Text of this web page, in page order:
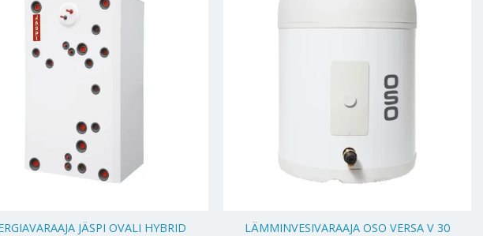
JÄSPI OVALI HYBRID
LÄMMINVESIVARAAJA OSO VERSA V 30